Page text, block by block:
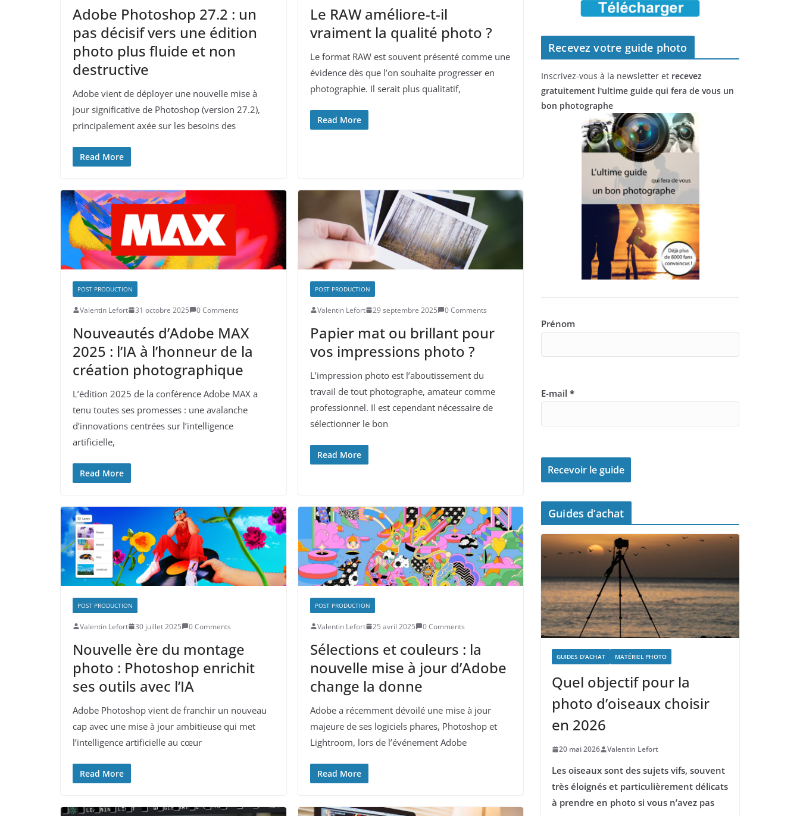
​​Adobe Photoshop 27.2 : un
pas décisif vers une édition
photo plus fluide et non
destructive
​​​​Adobe vient de déployer une nouvelle mise à
jour significative de Photoshop (version 27.2),
principalement axée sur les besoins des
Read More
Le RAW améliore-t-il
vraiment la qualité photo ?
Le format RAW est souvent présenté comme une
évidence dès que l’on souhaite progresser en
photographie. Il serait plus qualitatif,
Read More
POST PRODUCTION
Valentin Lefort 31 octobre 2025 0 Comments
Nouveautés d’Adobe MAX
2025 : l’IA à l’honneur de la
création photographique
L’édition 2025 de la conférence Adobe MAX a
tenu toutes ses promesses : une avalanche
d’innovations centrées sur l’intelligence
artificielle,
Read More
POST PRODUCTION
Valentin Lefort 29 septembre 2025 0 Comments
Papier mat ou brillant pour
vos impressions photo ?
L’impression photo est l’aboutissement du
travail de tout photographe, amateur comme
professionnel. Il est cependant nécessaire de
sélectionner le bon
Read More
POST PRODUCTION
Valentin Lefort 30 juillet 2025 0 Comments
​​Nouvelle ère du montage
photo : Photoshop enrichit
ses outils avec l’IA
Adobe Photoshop vient de franchir un nouveau
cap avec une mise à jour ambitieuse qui met
l’intelligence artificielle au cœur
Read More
POST PRODUCTION
Valentin Lefort 25 avril 2025 0 Comments
Sélections et couleurs : la
nouvelle mise à jour d’Adobe
change la donne
Adobe a récemment dévoilé une mise à jour
majeure de ses logiciels phares, Photoshop et
Lightroom, lors de l’événement Adobe
Read More
Recevez votre guide photo
Inscrivez-vous à la newsletter et recevez
gratuitement l'ultime guide qui fera de vous un
bon photographe
Prénom
E-mail *
Guides d’achat
GUIDES D'ACHAT MATÉRIEL PHOTO
Quel objectif pour la
photo d’oiseaux choisir
en 2026
20 mai 2026 Valentin Lefort
Les oiseaux sont des sujets vifs, souvent
très éloignés et particulièrement délicats
à prendre en photo si vous n’avez pas